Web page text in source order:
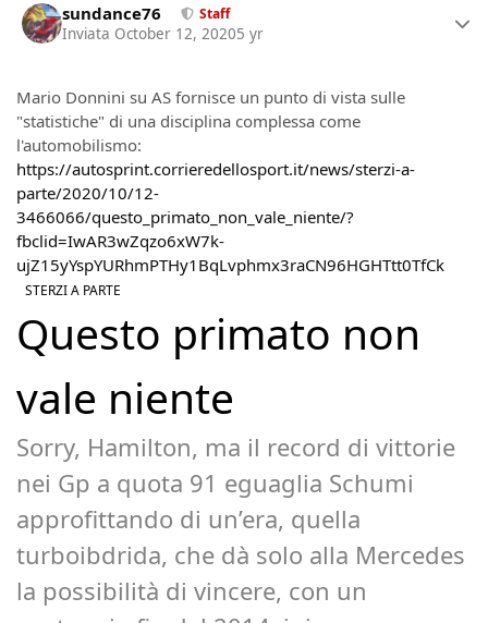
sundance76 Staff
Inviata October 12, 20205 yr
Mario Donnini su AS fornisce un punto di vista sulle
"statistiche" di una disciplina complessa come
l'automobilismo:
https://autosprint.corrieredellosport.it/news/sterzi-a-
parte/2020/10/12-
3466066/questo_primato_non_vale_niente/?
fbclid=IwAR3wZqzo6xW7k-
ujZ15yYspYURhmPTHy1BqLvphmx3raCN96HGHTtt0TfCk
STERZI A PARTE
Questo primato non
vale niente
Sorry, Hamilton, ma il record di vittorie
nei Gp a quota 91 eguaglia Schumi
approfittando di un’era, quella
turboibdrida, che dà solo alla Mercedes
la possibilità di vincere, con un